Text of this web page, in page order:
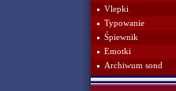
Vlepki
Typowanie
Śpiewnik
Emotki
Archiwum sond